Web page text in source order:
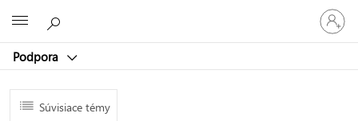
Podpora
Prihláste
sa
k
kontu
Súvisiace témy